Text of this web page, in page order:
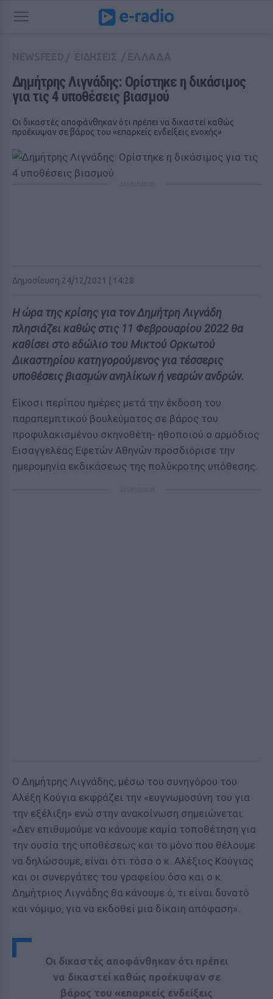
Δημήτρης Λιγνάδης: Ορίστηκε η δικάσιμος
για τις 4 υποθέσεις βιασμού
Οι δικαστές αποφάνθηκαν ότι πρέπει να δικαστεί καθώς
προέκυψαν σε βάρος του «επαρκείς ενδείξεις ενοχής»
Δημοσίευση 24/12/2021 | 14:28
Η ώρα της κρίσης για τον Δημήτρη Λιγνάδη
πλησιάζει καθώς στις 11 Φεβρουαρίου 2022 θα
καθίσει στο εδώλιο του Μικτού Ορκωτού
Δικαστηρίου κατηγορούμενος για τέσσερις
υποθέσεις βιασμών ανηλίκων ή νεαρών ανδρών.
Είκοσι περίπου ημέρες μετά την έκδοση του
παραπεμπτικού βουλεύματος σε βάρος του
προφυλακισμένου σκηνοθέτη- ηθοποιού ο αρμόδιος
Εισαγγελέας Εφετών Αθηνών προσδιόρισε την
ημερομηνία εκδικάσεως της πολύκροτης υπόθεσης.
Ο Δημήτρης Λιγνάδης, μέσω του συνηγόρου του
Αλέξη Κούγια εκφράζει την «ευγνωμοσύνη του για
την εξέλιξη» ενώ στην ανακοίνωση σημειώνεται:
«Δεν επιθυμούμε να κάνουμε καμία τοποθέτηση για
την ουσία της υποθέσεως και το μόνο που θέλουμε
να δηλώσουμε, είναι ότι τόσο ο κ. Αλέξιος Κούγιας
και οι συνεργάτες του γραφείου όσο και ο κ.
Δημήτριος Λιγνάδης θα κάνουμε ό, τι είναι δυνατό
και νόμιμο, για να εκδοθεί μια δίκαιη απόφαση».
Οι δικαστές αποφάνθηκαν ότι πρέπει
να δικαστεί καθώς προέκυψαν σε
βάρος του «επαρκείς ενδείξεις